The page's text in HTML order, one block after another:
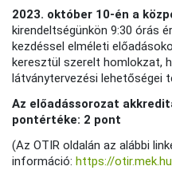
2023. október 10-én a
kirendeltségünkön 9:30 órás
kezdéssel elméleti
keresztül szerelt homlokzat,
látványtervezési lehetőségei
Az előadássorozat
pontértéke: 2 pont
(Az OTIR oldalán az alábbi
információ:https://